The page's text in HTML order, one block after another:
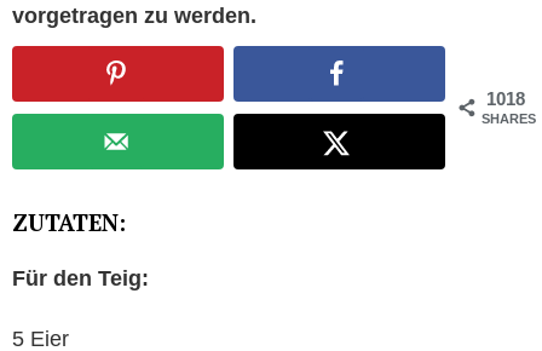
vorgetragen zu werden.
1018
SHARES
ZUTATEN:
Für den Teig:
5 Eier